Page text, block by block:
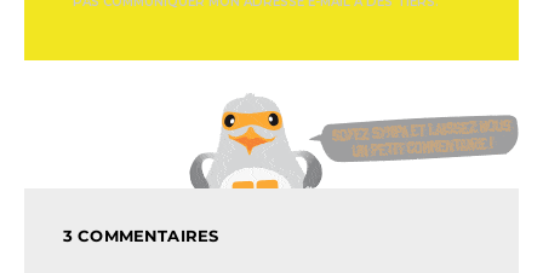
3 COMMENTAIRES